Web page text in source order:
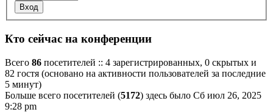
Кто сейчас на конференции
Всего 86 посетителей :: 4 зарегистрированных, 0 скрытых и
82 гостя (основано на активности пользователей за последние
5 минут)
Больше всего посетителей (5172) здесь было Сб июл 26, 2025
9:28 pm